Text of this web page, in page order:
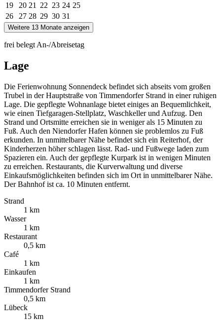
19
20 21 22 23 24 25
26
27 28 29 30 31
Weitere 13 Monate anzeigen
frei belegt An-/Abreisetag
Lage
Die Ferienwohnung Sonnendeck befindet sich abseits vom großen
Trubel in der Hauptstraße von Timmendorfer Strand in einer ruhigen
Lage. Die gepflegte Wohnanlage bietet einiges an Bequemlichkeit,
wie einen Tiefgaragen-Stellplatz, Waschkeller und Aufzug. Den
Strand und Ortsmitte erreichen sie in weniger als 15 Minuten zu
Fuß. Auch den Niendorfer Hafen können sie problemlos zu Fuß
erkunden. In unmittelbarer Nähe befindet sich ein Reiterhof, der
Kinderherzen höher schlagen lässt. Rad- und Fußwege laden zum
Spazieren ein. Auch der gepflegte Kurpark ist in wenigen Minuten
zu erreichen. Restaurants, die Kurverwaltung und diverse
Einkaufsmöglichkeiten befinden sich im Ort in unmittelbarer Nähe.
Der Bahnhof ist ca. 10 Minuten entfernt.
Strand
1 km
Wasser
1 km
Restaurant
0,5 km
Café
1 km
Einkaufen
1 km
Timmendorfer Strand
0,5 km
Lübeck
15 km